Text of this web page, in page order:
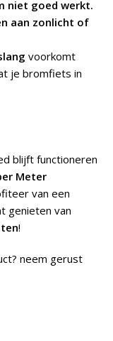
niet goed werkt.
aan zonlicht of
voorkomt
je bromfiets in
blijft functioneren
Meter
van een
genieten van
!
neem gerust